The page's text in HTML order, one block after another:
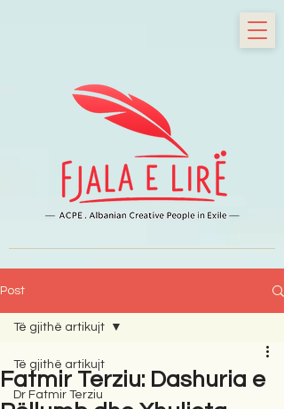
Post
Të gjithë artikujt
Dr Fatmir Terziu
Të gjithë artikujt
Fatmir Terziu: Dashuria e